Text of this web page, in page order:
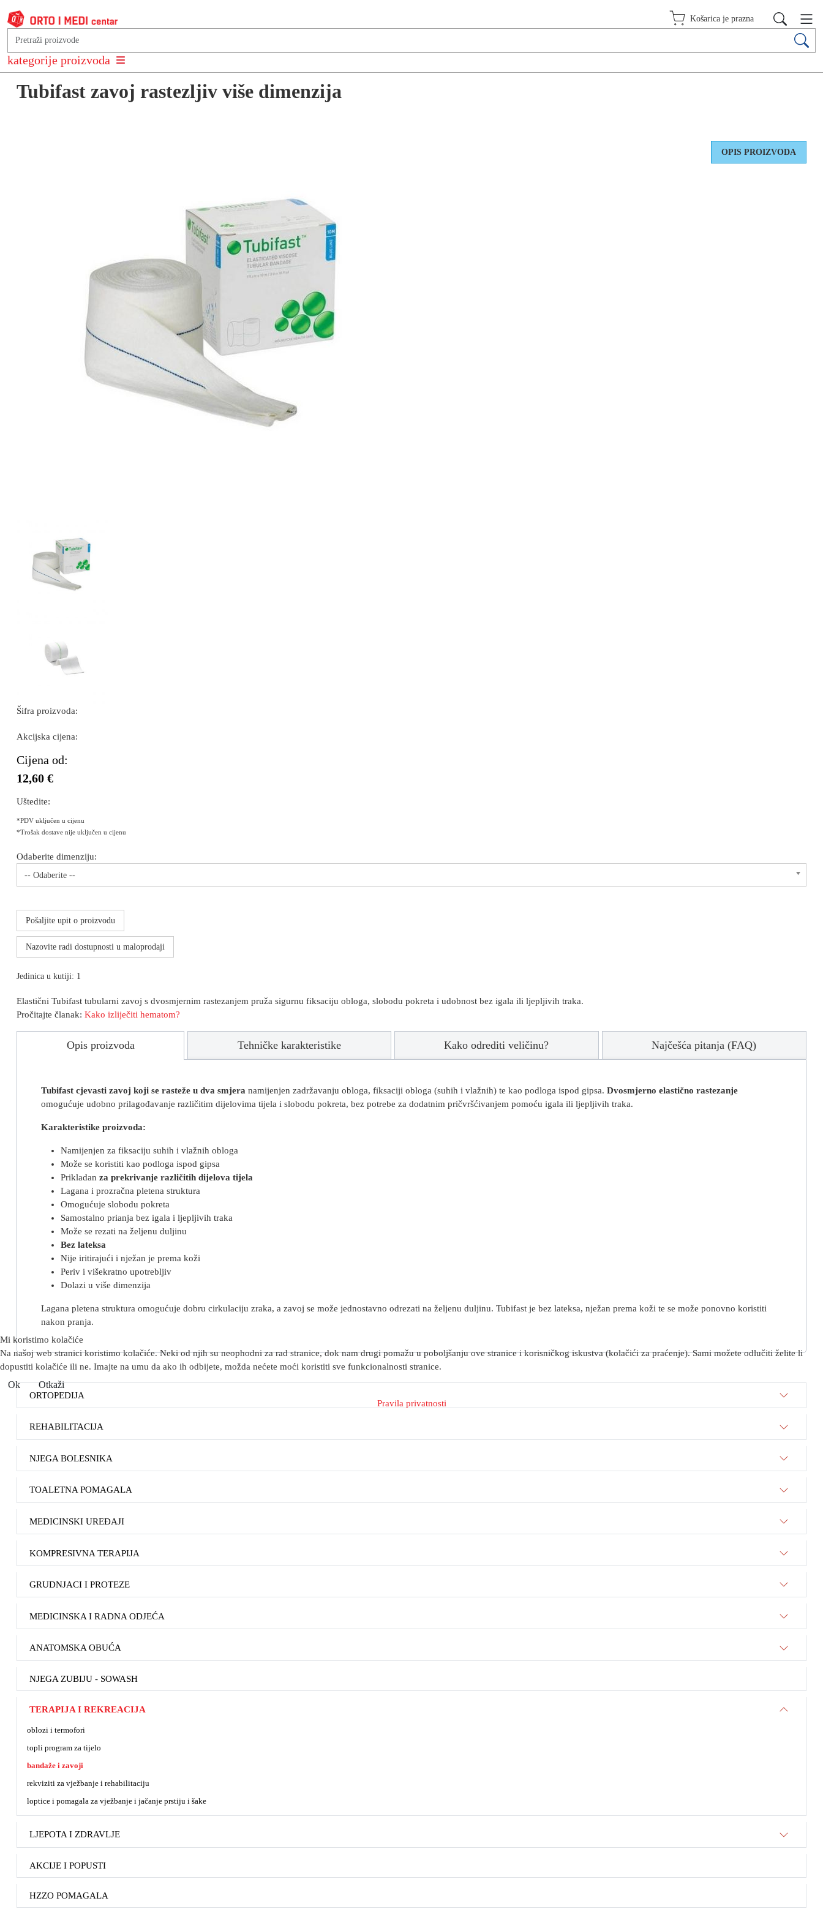
kategorije proizvoda
Košarica je prazna
ORTOPEDIJA
REHABILITACIJA
NJEGA BOLESNIKA
TOALETNA POMAGALA
MEDICINSKI UREĐAJI
KOMPRESIVNA TERAPIJA
GRUDNJACI I PROTEZE
MEDICINSKA I RADNA ODJEĆA
ANATOMSKA OBUĆA
NJEGA ZUBIJU - SOWASH
TERAPIJA I REKREACIJA
oblozi i termofori
topli program za tijelo
bandaže i zavoji
rekviziti za vježbanje i rehabilitaciju
loptice i pomagala za vježbanje i jačanje prstiju i šake
LJEPOTA I ZDRAVLJE
AKCIJE I POPUSTI
HZZO POMAGALA
Natrag na: Bandaže i zavoji
Tubifast zavoj rastezljiv više dimenzija
OPIS PROIZVODA
Šifra proizvoda:
Akcijska cijena:
Cijena od:
12,60 €
Uštedite:
*PDV uključen u cijenu
*Trošak dostave nije uključen u cijenu
Odaberite dimenziju:
-- Odaberite --
Pošaljite upit o proizvodu
Nazovite radi dostupnosti u maloprodaji
Jedinica u kutiji: 1
Elastični Tubifast tubularni zavoj s dvosmjernim rastezanjem pruža sigurnu fiksaciju obloga, slobodu pokreta i udobnost bez igala ili ljepljivih traka.
Pročitajte članak: Kako izliječiti hematom?
Opis proizvoda Tehničke karakteristike Kako odrediti veličinu? Najčešća pitanja (FAQ)
Tubifast cjevasti zavoj koji se rasteže u dva smjera namijenjen zadržavanju obloga, fiksaciji obloga (suhih i vlažnih) te kao podloga ispod gipsa. Dvosmjerno elastično rastezanje
omogućuje udobno prilagođavanje različitim dijelovima tijela i slobodu pokreta, bez potrebe za dodatnim pričvršćivanjem pomoću igala ili ljepljivih traka.
Karakteristike proizvoda:
Namijenjen za fiksaciju suhih i vlažnih obloga
Može se koristiti kao podloga ispod gipsa
Prikladan za prekrivanje različitih dijelova tijela
Lagana i prozračna pletena struktura
Omogućuje slobodu pokreta
Samostalno prianja bez igala i ljepljivih traka
Može se rezati na željenu duljinu
Bez lateksa
Nije iritirajući i nježan je prema koži
Periv i višekratno upotrebljiv
Dolazi u više dimenzija
Lagana pletena struktura omogućuje dobru cirkulaciju zraka, a zavoj se može jednostavno odrezati na željenu duljinu. Tubifast je bez lateksa, nježan prema koži te se može ponovno koristiti
nakon pranja.
Mi koristimo kolačiće
Na našoj web stranici koristimo kolačiće. Neki od njih su neophodni za rad stranice, dok nam drugi pomažu u poboljšanju ove stranice i korisničkog iskustva (kolačići za praćenje). Sami možete odlučiti želite li
dopustiti kolačiće ili ne. Imajte na umu da ako ih odbijete, možda nećete moći koristiti sve funkcionalnosti stranice.
Ok Otkaži
Pravila privatnosti